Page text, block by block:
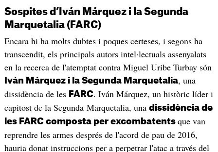
Sospites d’Iván Márquez i la Segunda
Marquetalia (FARC)
Encara hi ha molts dubtes i poques certeses, i segons ha
transcendit, els principals autors intel·lectuals assenyalats
en la recerca de l'atemptat contra Miguel Uribe Turbay són
Iván Márquez i la Segunda Marquetalia, una
dissidència de les FARC. Iván Márquez, un històric líder i
capitost de la Segunda Marquetalia, una dissidència de
les FARC composta per excombatents que van
reprendre les armes després de l'acord de pau de 2016,
hauria donat instruccions per a perpetrar l'atac a través del